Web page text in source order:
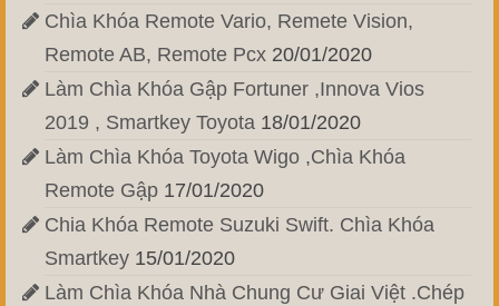
Chìa Khóa Remote Vario, Remete Vision,
Remote AB, Remote Pcx 20/01/2020
Làm Chìa Khóa Gập Fortuner ,Innova Vios
2019 , Smartkey Toyota 18/01/2020
Làm Chìa Khóa Toyota Wigo ,Chìa Khóa
Remote Gập 17/01/2020
Chia Khóa Remote Suzuki Swift. Chìa Khóa
Smartkey 15/01/2020
Làm Chìa Khóa Nhà Chung Cư Giai Việt .Chép